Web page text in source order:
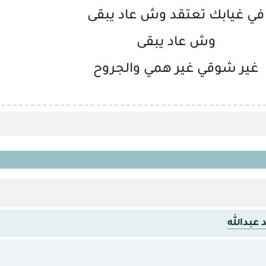
في غيابك تعتقد وش عاد يبقى
وش عاد يبقى
غير شوقي غير همي والجروح
عبدالله